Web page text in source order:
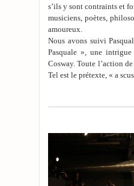
s’ils y sont contraints et
musiciens, poètes,
amoureux.
Nous avons suivi
Pasquale », une
Cosway. Toute l’action
Tel est le prétexte, « a